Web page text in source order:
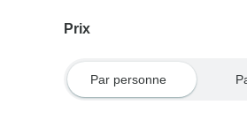
Prix
Par personne